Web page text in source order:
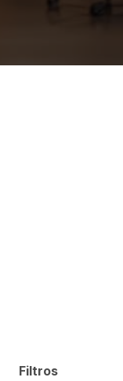
Filtros